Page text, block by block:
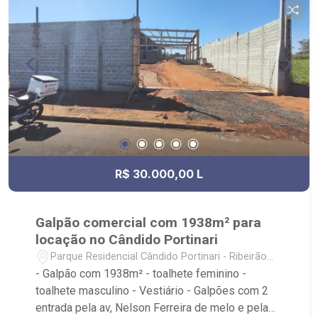
R$ 30.000,00 L
Galpão comercial com 1938m² para
locação no Cândido Portinari
Parque Residencial Cândido Portinari - Ribeirão
Preto/SP
- Galpão com 1938m² - toalhete feminino -
toalhete masculino - Vestiário - Galpões com 2
entrada pela av, Nelson Ferreira de melo e pela